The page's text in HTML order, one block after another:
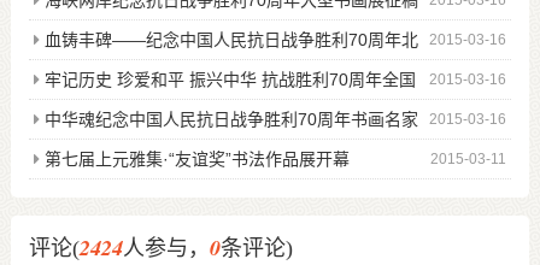
2015-03-16
血铸丰碑——纪念中国人民抗日战争胜利70周年北
京邀请展征稿
2015-03-16
牢记历史 珍爱和平 振兴中华 抗战胜利70周年全国
书画邀请展征稿
2015-03-16
中华魂纪念中国人民抗日战争胜利70周年书画名家
作品大展赛征稿启
2015-03-11
第七届上元雅集·“友谊奖”书法作品展开幕
评论(2424人参与， 0条评论)